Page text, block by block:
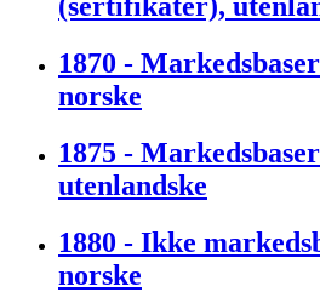
1870 -
norske
1875 -
utenlandske
1880 - Ikke
norske